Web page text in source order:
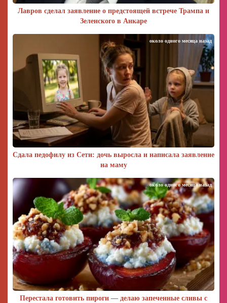
Лавров сделал заявление о предстоящей встрече Трампа и
Зеленского в Анкаре
Сдала педофилу из Сети: дочь выросла и написала заявление
на маму
около одного месяца назад
Перестала готовить пироги — делаю запеченные сливы с
около одного месяца назад